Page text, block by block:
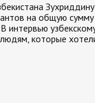
на общую
интервью
которые